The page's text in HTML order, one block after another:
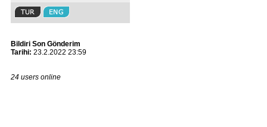
Bildiri Son Gönderim
Tarihi: 23.2.2022 23:59
24 users online